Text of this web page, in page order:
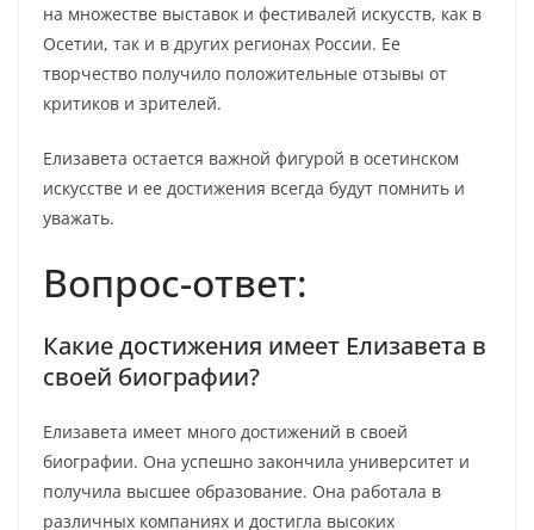
на множестве выставок и фестивалей искусств, как в
Осетии, так и в других регионах России. Ее
творчество получило положительные отзывы от
критиков и зрителей.
Елизавета остается важной фигурой в осетинском
искусстве и ее достижения всегда будут помнить и
уважать.
Вопрос-ответ:
Какие достижения имеет Елизавета в
своей биографии?
Елизавета имеет много достижений в своей
биографии. Она успешно закончила университет и
получила высшее образование. Она работала в
различных компаниях и достигла высоких